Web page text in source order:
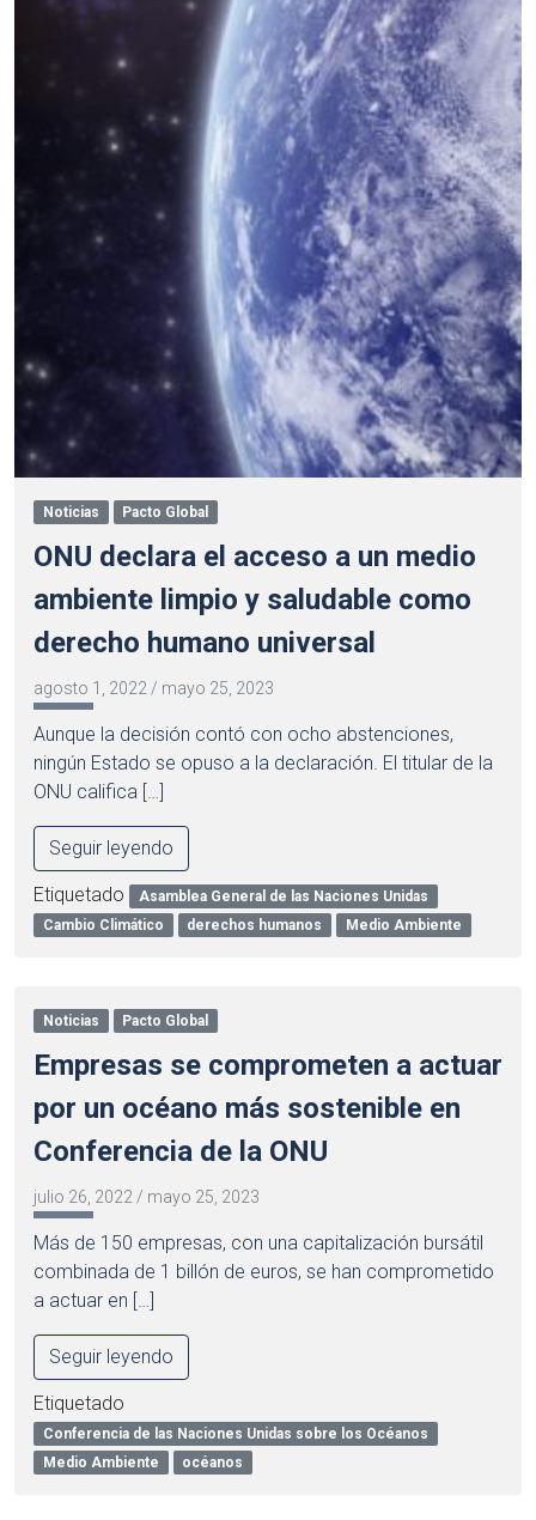
Noticias Pacto Global
ONU declara el acceso a un medio
ambiente limpio y saludable como
derecho humano universal
agosto 1, 2022 / mayo 25, 2023
Aunque la decisión contó con ocho abstenciones,
ningún Estado se opuso a la declaración. El titular de la
ONU califica […]
Seguir leyendo
Etiquetado
Asamblea General de las Naciones Unidas
Cambio Climático
derechos humanos Medio Ambiente
Noticias Pacto Global
Empresas se comprometen a actuar
por un océano más sostenible en
Conferencia de la ONU
julio 26, 2022 / mayo 25, 2023
Más de 150 empresas, con una capitalización bursátil
combinada de 1 billón de euros, se han comprometido
a actuar en […]
Seguir leyendo
Etiquetado
Conferencia de las Naciones Unidas sobre los Océanos
Medio Ambiente
océanos